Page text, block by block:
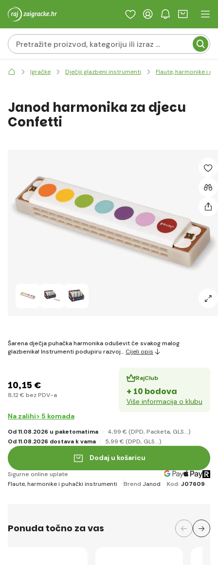
Igračke Dječiji glazbeni instrumenti Flaute, harmonike i
Janod harmonika za djecu
Confetti
Šarena dječja puhačka harmonika oduševit će svakog malog
glazbenika! Instrumenti podupiru razvoj… Cijeli opis
10,15 €
8,12 € bez PDV-a
RajClub
+ 10 bodova
Više informacija o klubu
Na zalihi> 5 komada
Od 11.08.2026 u paketomatima 4,99 € (DPD, Packeta, GLS...)
Od 11.08.2026 dostava k vama
5,99 € (DPD, GLS...)
Dodaj u košaricu
Sigurne online uplate
Flaute, harmonike i puhački instrumenti
Brend Janod Kod: J07609
Ponuda točno za vas